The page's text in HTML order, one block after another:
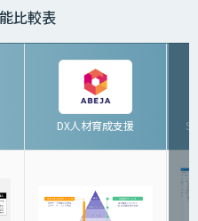
比較表
DX人材育成支援